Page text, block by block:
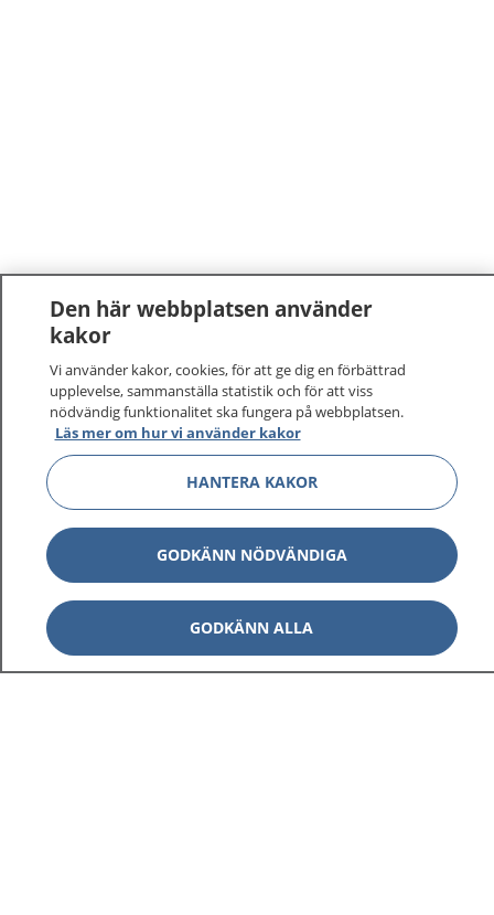
Den här webbplatsen använder
kakor
Vi använder kakor, cookies, för att ge dig en förbättrad
upplevelse, sammanställa statistik och för att viss
nödvändig funktionalitet ska fungera på webbplatsen.
Läs mer om hur vi använder kakor
HANTERA KAKOR
GODKÄNN NÖDVÄNDIGA
GODKÄNN ALLA